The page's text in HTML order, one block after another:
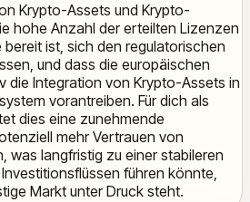
Krypto-Assets und Krypto-
hohe Anzahl der erteilten Lizenzen
ist, sich den regulatorischen
und dass die europäischen
die Integration von Krypto-Assets in
vorantreiben. Für dich als
dies eine zunehmende
mehr Vertrauen von
was langfristig zu einer stabileren
führen könnte,
Markt unter Druck steht.